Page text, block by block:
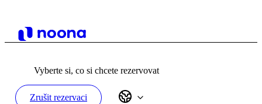
Vyberte si, co si chcete rezervovat
Zrušit rezervaci